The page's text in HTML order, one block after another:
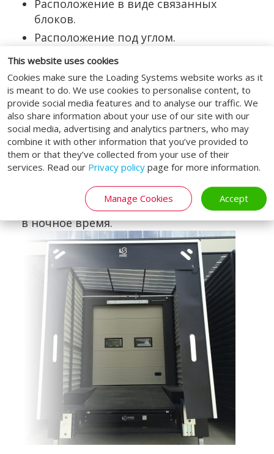
This website uses cookies
Cookies make sure the Loading Systems website works as it
is meant to do. We use cookies to personalise content, to
provide social media features and to analyse our traffic. We
also share information about your use of our site with our
social media, advertising and analytics partners, who may
combine it with other information that you’ve provided to
them or that they’ve collected from your use of their
services. Read our Privacy policy page for more information.
Manage Cookies Accept
Расположение в виде связанных
блоков.
Расположение под углом.
Тамбур-шлюз с утеплением.
Ступенчатые рамы
В случае перегрузочного тамбура со
ступенчатой рамой двери грузового
автомобиля открываются после того,
как он припарковался. Это способствует
предотвращению краж и позволяет
транспортным средствам с прицепами
и съемными контейнерами парковаться
в ночное время.